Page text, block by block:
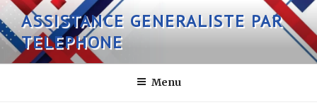
Aller
au
contenu
principal
ASSISTANCE GENERALISTE PAR
TELEPHONE
Menu